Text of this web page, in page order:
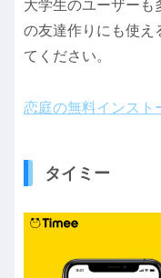
大学生のユーザーも
の友達作りにも使え
てください。
恋庭の無料インスト
タイミー